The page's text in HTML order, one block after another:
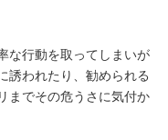
な行動を取ってしまいが
誘われたり、勧められる
までその危うさに気付か